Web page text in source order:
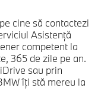
cine să contactezi
Asistenţă
competent la
365 de zile pe an.
sau prin
îţi stă mereu la